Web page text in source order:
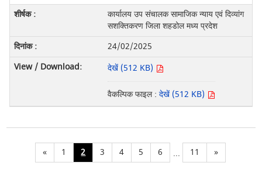
कार्यालय उप संचालक सामाजिक न्याय एवं दिव्यांग
सशक्तिकरण जिला शहडोल मध्य प्रदेश
24/02/2025
देखें (512 KB)
वैकल्पिक फाइल : देखें (512 KB)
« 1 2 3 4 5 6 ... 11 »